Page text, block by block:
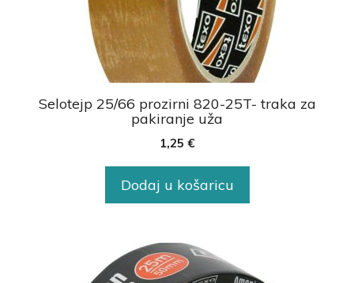
Selotejp 25/66 prozirni 820-25T- traka za
pakiranje uža
1,25 €
Dodaj u košaricu